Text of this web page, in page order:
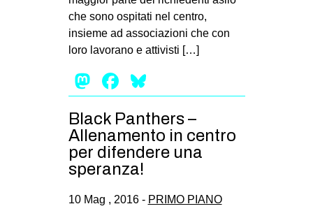
che sono ospitati nel centro,
insieme ad associazioni che con
loro lavorano e attivisti […]
Mastodon
Facebook
Black Panthers –
Allenamento in centro
per difendere una
speranza!
10 Mag , 2016 - PRIMO PIANO